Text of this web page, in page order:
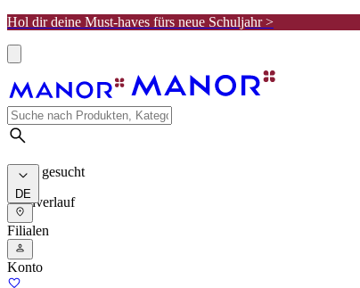
Hol dir deine Must-haves fürs neue Schuljahr >
Meist gesucht
Suchverlauf
DE
Filialen
Konto